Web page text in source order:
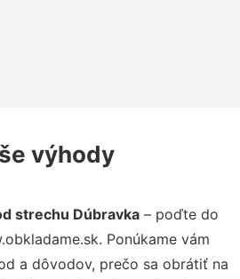
výhody
strechu Dúbravka– poďte do
Ponúkame vám
a dôvodov, prečo sa obrátiť na